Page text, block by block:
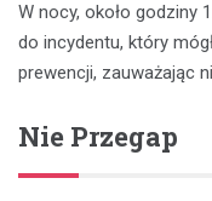
W nocy, około godziny
do incydentu, który
prewencji, zauważając
Nie Przegap